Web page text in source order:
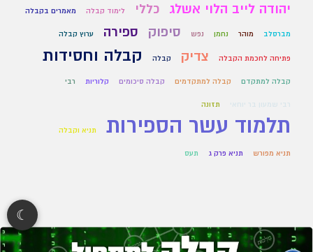
יהודה לייב הלוי אשלג כללי לימוד קבלה מאמרים בקבלה
מברסלב מוהר נחמן נפש סיפוק ספירה ערוץ קבלה
פתיחה לחכמת הקבלה צדיק קבלה קבלה וחסידות
קבלה למתקדם קבלה למתקדמים קבלה סיכומים קלוריות רבי
רבי שמעון בר יוחאי תזונה
תלמוד עשר הספירות תניא וקבלה
תניא מפורש תניא פרק ג תעס
☾